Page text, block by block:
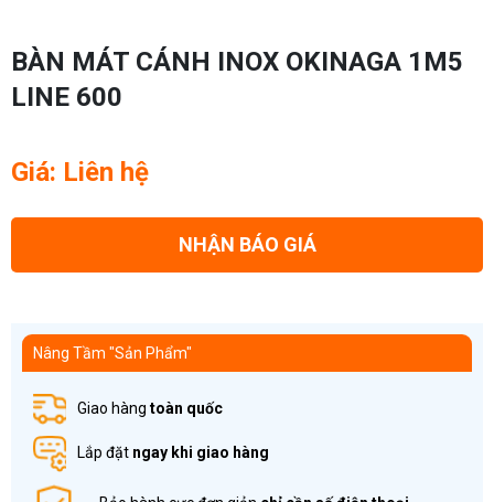
BÀN MÁT CÁNH INOX OKINAGA 1M5
LINE 600
Giá: Liên hệ
NHẬN BÁO GIÁ
Nâng Tầm "Sản Phẩm"
Giao hàng toàn quốc
Lắp đặt ngay khi giao hàng